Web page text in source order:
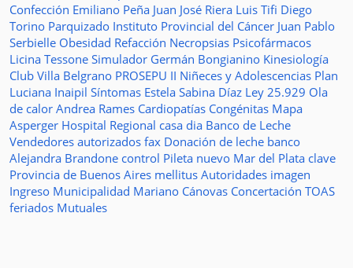
Confección Emiliano Peña Juan José Riera Luis Tifi Diego
Torino Parquizado Instituto Provincial del Cáncer Juan Pablo
Serbielle Obesidad Refacción Necropsias Psicofármacos
Licina Tessone Simulador Germán Bongianino Kinesiología
Club Villa Belgrano PROSEPU II Niñeces y Adolescencias Plan
Luciana Inaipil Síntomas Estela Sabina Díaz Ley 25.929 Ola
de calor Andrea Rames Cardiopatías Congénitas Mapa
Asperger Hospital Regional casa dia Banco de Leche
Vendedores autorizados fax Donación de leche banco
Alejandra Brandone control Pileta nuevo Mar del Plata clave
Provincia de Buenos Aires mellitus Autoridades imagen
Ingreso Municipalidad Mariano Cánovas Concertación TOAS
feriados Mutuales